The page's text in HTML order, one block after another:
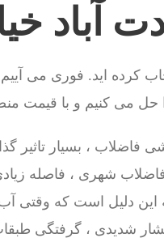
آباد
کرده اید. فوری می آییم
حل می کنیم و با قیمت
فاضلاب ، بسیار
شهری ، فاصله
این دلیل است که وقتی
شدیدی ، گرفتگی